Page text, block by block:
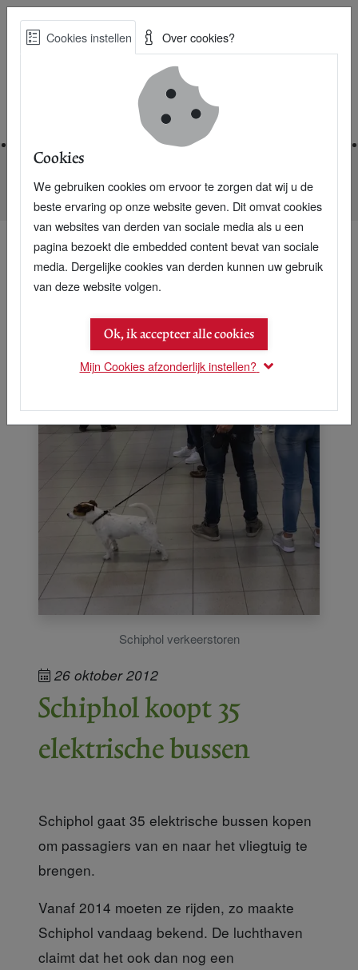
Skip
Best Practices voor een duurzame toekomst
Nieuwsarchief Schiphol koopt 35 elektrische bussen
Schiphol verkeerstoren
26 oktober 2012
Schiphol koopt 35
elektrische bussen
Schiphol gaat 35 elektrische bussen kopen
om passagiers van en naar het vliegtuig te
brengen.
Vanaf 2014 moeten ze rijden, zo maakte
Schiphol vandaag bekend. De luchthaven
claimt dat het ook dan nog een
Cookies instellen Over cookies?
Cookies
We gebruiken cookies om ervoor te zorgen dat wij u de
beste ervaring op onze website geven. Dit omvat cookies
van websites van derden van sociale media als u een
pagina bezoekt die embedded content bevat van sociale
media. Dergelijke cookies van derden kunnen uw gebruik
van deze website volgen.
Ok, ik accepteer alle cookies
Mijn Cookies afzonderlijk instellen?